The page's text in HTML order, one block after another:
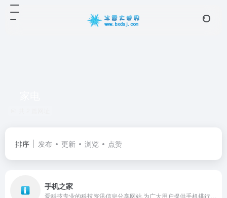
排序 发布 更新 浏览 点赞
手机之家